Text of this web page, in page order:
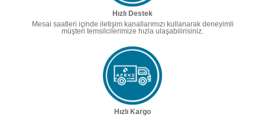
Hızlı Destek
Mesai saatleri içinde iletişim kanallarımızı kullanarak deneyimli
müşteri temsilcilerimize hızla ulaşabilirisiniz.
Hızlı Kargo